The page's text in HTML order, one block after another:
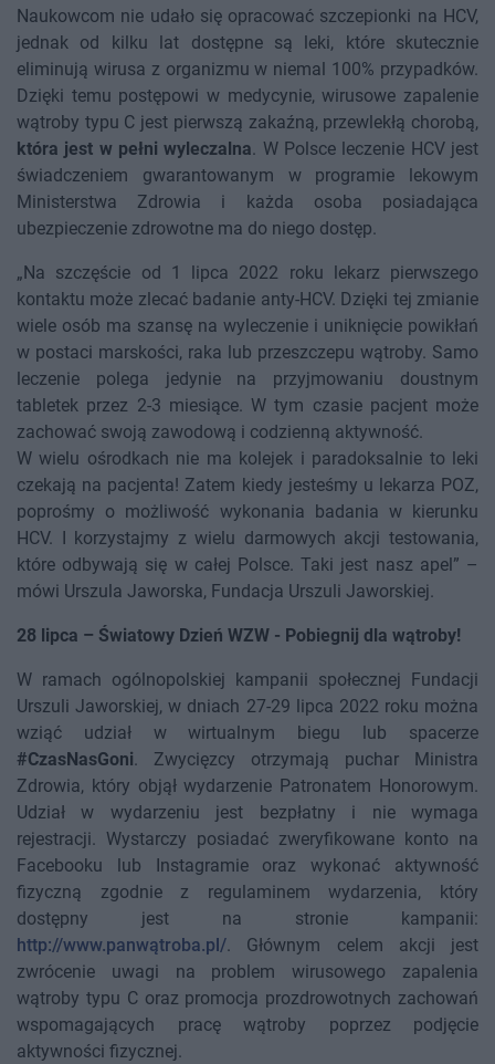
Naukowcom nie udało się opracować szczepionki na HCV,
jednak od kilku lat dostępne są leki, które skutecznie
eliminują wirusa z organizmu w niemal 100% przypadków.
Dzięki temu postępowi w medycynie, wirusowe zapalenie
wątroby typu C jest pierwszą zakaźną, przewlekłą chorobą,
która jest w pełni wyleczalna. W Polsce leczenie HCV jest
świadczeniem gwarantowanym w programie lekowym
Ministerstwa Zdrowia i każda osoba posiadająca
ubezpieczenie zdrowotne ma do niego dostęp.
„Na szczęście od 1 lipca 2022 roku lekarz pierwszego
kontaktu może zlecać badanie anty-HCV. Dzięki tej zmianie
wiele osób ma szansę na wyleczenie i uniknięcie powikłań
w postaci marskości, raka lub przeszczepu wątroby. Samo
leczenie polega jedynie na przyjmowaniu doustnym
tabletek przez 2-3 miesiące. W tym czasie pacjent może
zachować swoją zawodową i codzienną aktywność.
W wielu ośrodkach nie ma kolejek i paradoksalnie to leki
czekają na pacjenta! Zatem kiedy jesteśmy u lekarza POZ,
poprośmy o możliwość wykonania badania w kierunku
HCV. I korzystajmy z wielu darmowych akcji testowania,
które odbywają się w całej Polsce. Taki jest nasz apel” –
mówi Urszula Jaworska, Fundacja Urszuli Jaworskiej.
28 lipca – Światowy Dzień WZW - Pobiegnij dla wątroby!
W ramach ogólnopolskiej kampanii społecznej Fundacji
Urszuli Jaworskiej, w dniach 27-29 lipca 2022 roku można
wziąć udział w wirtualnym biegu lub spacerze
#CzasNasGoni. Zwycięzcy otrzymają puchar Ministra
Zdrowia, który objął wydarzenie Patronatem Honorowym.
Udział w wydarzeniu jest bezpłatny i nie wymaga
rejestracji. Wystarczy posiadać zweryfikowane konto na
Facebooku lub Instagramie oraz wykonać aktywność
fizyczną zgodnie z regulaminem wydarzenia, który
dostępny jest na stronie kampanii:
http://www.panwątroba.pl/. Głównym celem akcji jest
zwrócenie uwagi na problem wirusowego zapalenia
wątroby typu C oraz promocja prozdrowotnych zachowań
wspomagających pracę wątroby poprzez podjęcie
aktywności fizycznej.